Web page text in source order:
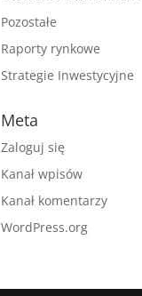
Pozostałe
Raporty rynkowe
Strategie Inwestycyjne
Meta
Zaloguj się
Kanał wpisów
Kanał komentarzy
WordPress.org